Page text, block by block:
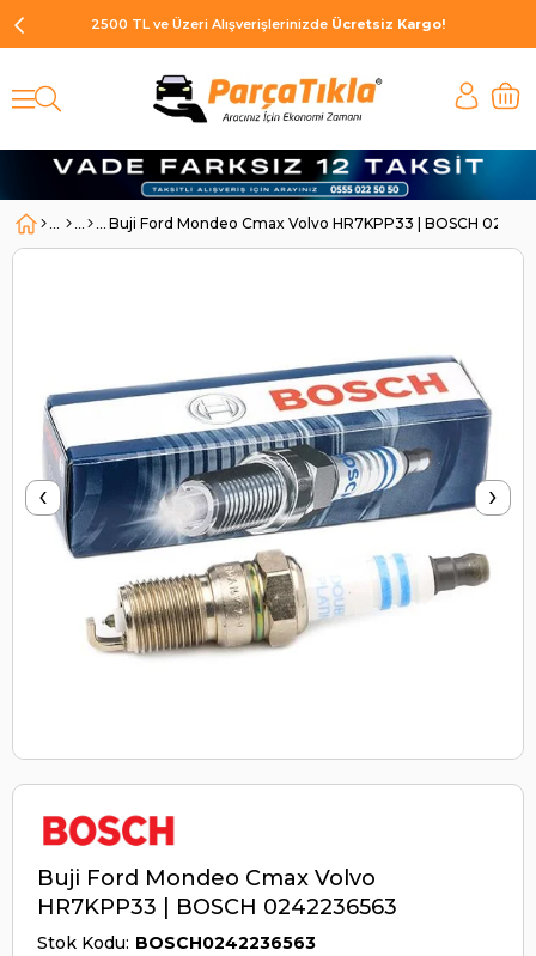
2500 TL ve Üzeri Alışverişlerinizde Ücretsiz Kargo!
Buji Ford Mondeo Cmax Volvo HR7KPP33 | BOSCH
‹ ›
Buji Ford Mondeo Cmax Volvo
HR7KPP33 | BOSCH 0242236563
Stok Kodu BOSCH0242236563